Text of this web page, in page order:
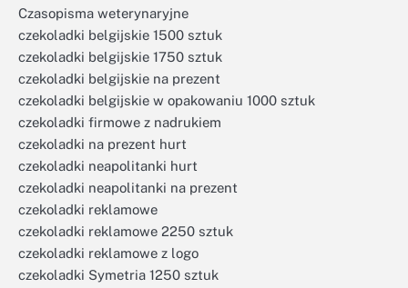
Czasopisma weterynaryjne
czekoladki belgijskie 1500 sztuk
czekoladki belgijskie 1750 sztuk
czekoladki belgijskie na prezent
czekoladki belgijskie w opakowaniu 1000 sztuk
czekoladki firmowe z nadrukiem
czekoladki na prezent hurt
czekoladki neapolitanki hurt
czekoladki neapolitanki na prezent
czekoladki reklamowe
czekoladki reklamowe 2250 sztuk
czekoladki reklamowe z logo
czekoladki Symetria 1250 sztuk